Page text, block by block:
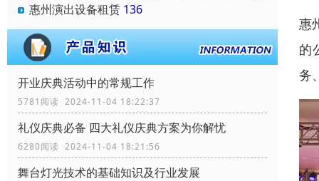
惠州演出设备租赁 136
开业庆典活动中的常规工作
5781阅读 2024-11-04 18:22:37
礼仪庆典必备 四大礼仪庆典方案为你解忧
6280阅读 2024-11-04 18:21:56
舞台灯光技术的基础知识及行业发展
惠
的
务